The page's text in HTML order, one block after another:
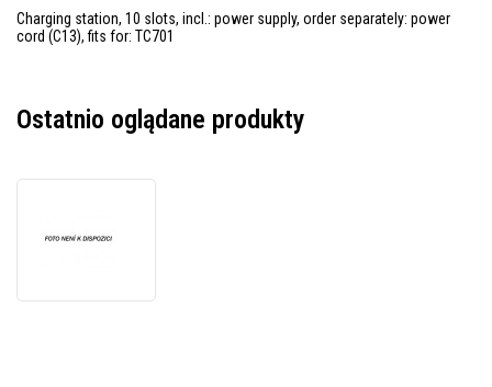
Charging station, 10 slots, incl.: power supply, order separately: power
cord (C13), fits for: TC701
Ostatnio oglądane produkty
slots